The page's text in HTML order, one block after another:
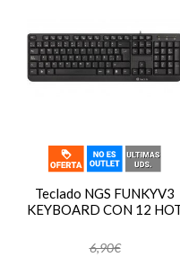
Teclado NGS FUNKYV3
KEYBOARD CON 12
6,90€